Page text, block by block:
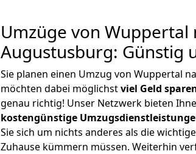
Umzüge von Wuppertal
Augustusburg: Günstig
Sie planen einen Umzug von Wuppertal
möchten dabei möglichstviel Geld
genau richtig! Unser Netzwerk bieten
kostengünstige
Sie sich um nichts anderes als die
Zuhause kümmern müssen. Weiterhin